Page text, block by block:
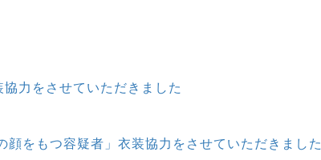
力をさせていただきました
顔をもつ容疑者」衣装協力をさせていただきました